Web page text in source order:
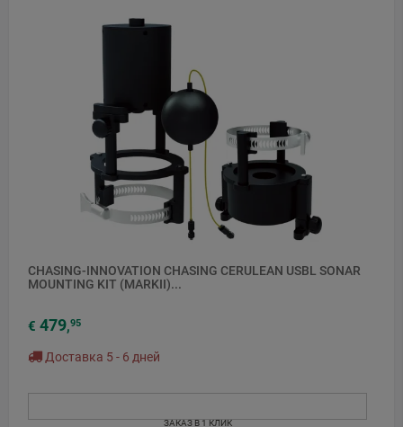
CHASING-INNOVATION CHASING CERULEAN USBL SONAR
MOUNTING KIT (MARKII)...
€ 479,95
Доставка 5 - 6 дней
ЗАКАЗ В 1 КЛИК